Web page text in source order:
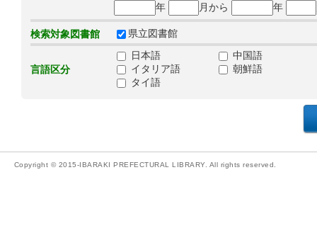
年
月から 年
検索対象図書館 県立図書館
言語区分
日本語
中国語
イタリア語
朝鮮語
タイ語
Copyright © 2015-IBARAKI PREFECTURAL LIBRARY. All rights reserved.